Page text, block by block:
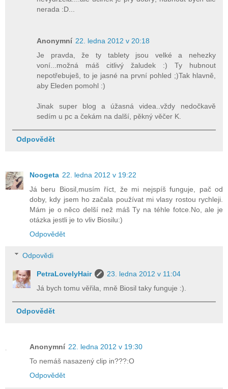
nerada :D...
Anonymní 22. ledna 2012 v 20:18
Je pravda, že ty tablety jsou velké a nehezky
voní...možná máš citlivý žaludek :) Ty hubnout
nepotřebuješ, to je jasné na první pohled ;)Tak hlavně,
aby Eleden pomohl :)
Jinak super blog a úžasná videa..vždy nedočkavě
sedím u pc a čekám na další, pěkný věčer K.
Odpovědět
Noogeta 22. ledna 2012 v 19:22
Já beru Biosil,musím říct, že mi nejspíš funguje, pač od
doby, kdy jsem ho začala používat mi vlasy rostou rychleji.
Mám je o něco delší než máš Ty na téhle fotce.No, ale je
otázka jestli je to vliv Biosilu:)
Odpovědět
Odpovědi
PetraLovelyHair
23. ledna 2012 v 11:04
Já bych tomu věřila, mně Biosil taky funguje :).
Odpovědět
Anonymní 22. ledna 2012 v 19:30
To nemáš nasazený clip in???:O
Odpovědět